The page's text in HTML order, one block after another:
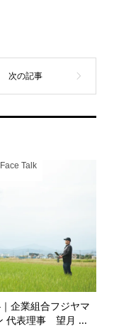
Talk
企業組合フジヤマ
代表理事 望月 ...